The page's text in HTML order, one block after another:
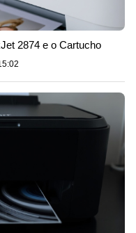
2874 e o Cartucho